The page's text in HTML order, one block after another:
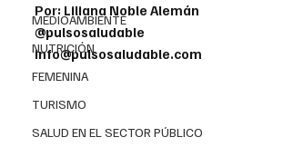
MEDIOAMBIENTE
NUTRICIÓN
FEMENINA
TURISMO
SALUD EN EL SECTOR PÚBLICO
Por: Liliana Noble Alemán
@pulsosaludable
info@pulsosaludable.com